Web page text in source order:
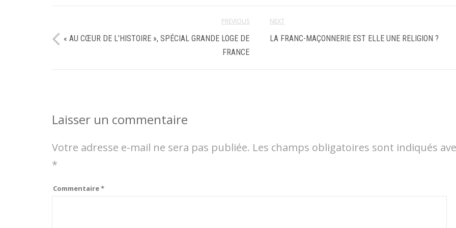
PREVIOUS
« AU CŒUR DE L’HISTOIRE », SPÉCIAL GRANDE LOGE DE
FRANCE
NEXT
LA FRANC-MAÇONNERIE EST ELLE UNE RELIGION ?
Laisser un commentaire
Votre adresse e-mail ne sera pas publiée. Les champs obligatoires sont indiqués
*
Commentaire*